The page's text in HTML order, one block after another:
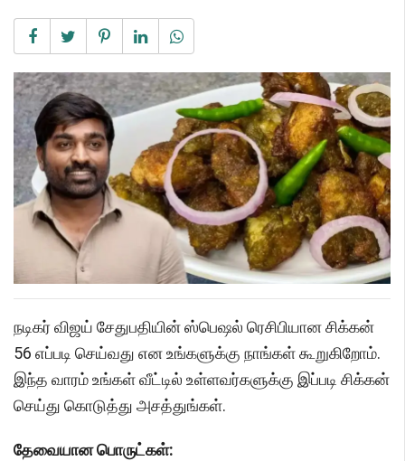
நடிகர் விஜய் சேதுபதியின் ஸ்பெஷல் ரெசிபியான சிக்கன்
56 எப்படி செய்வது என உங்களுக்கு நாங்கள் கூறுகிறோம்.
இந்த வாரம் உங்கள் வீட்டில் உள்ளவர்களுக்கு இப்படி சிக்கன்
செய்து கொடுத்து அசத்துங்கள்.
தேவையான பொருட்கள்: